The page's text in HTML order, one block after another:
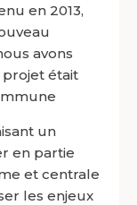
en 2013,
avons
était
un
en partie
et centrale
les enjeux